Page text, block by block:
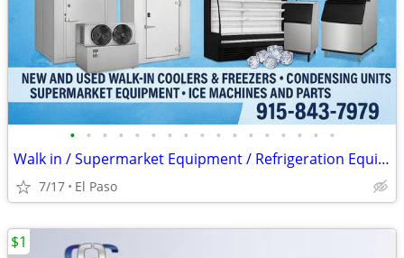
• • • • • • • • • • • • • • • • •
Walk in / Supermarket Equipment / Refrigeration Equipment / Ice Machin
7/17 El Paso
$1